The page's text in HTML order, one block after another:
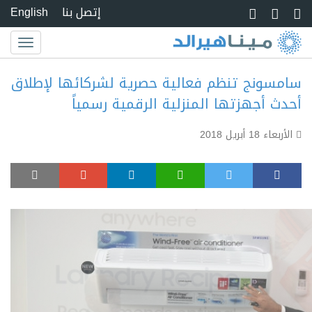
Skip to main
English
إتصل بنا
Toggle
سامسونج تنظم فعالية حصرية لشركائها لإطلاق
أحدث أجهزتها المنزلية الرقمية رسمياً
الأربعاء 18 أبريل 2018